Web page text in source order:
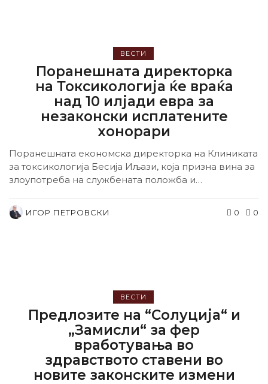
ВЕСТИ
Поранешната директорка
на Токсикологија ќе враќа
над 10 илјади евра за
незаконски исплатените
хонорари
Поранешната економска директорка на Клиниката
за токсикологија Бесија Иљази, која призна вина за
злоупотреба на службената положба и
ИГОР ПЕТРОВСКИ 0
0
ВЕСТИ
Предлозите на “Солуција“ и
„Замисли“ за фер
вработувања во
здравството ставени во
новите законските измени